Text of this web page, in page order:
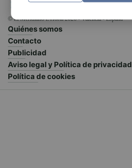
© El Meridiano L'Horta 2026 - Valencia - España
Quiénes somos
Contacto
Publicidad
Aviso legal y Política de privacidad
Política de cookies